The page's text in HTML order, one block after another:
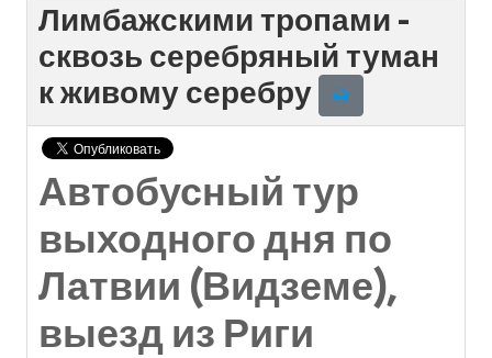
Лимбажскими тропами -
сквозь серебряный туман
к живому серебру
Автобусный тур
выходного дня по
Латвии (Видземе),
выезд из Риги